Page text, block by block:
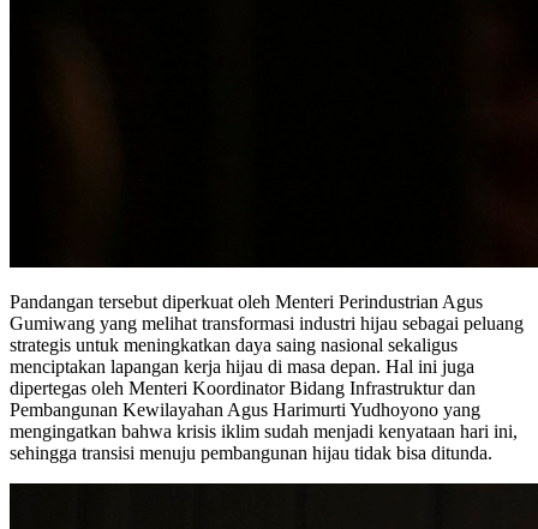
Pandangan tersebut diperkuat oleh Menteri Perindustrian Agus
Gumiwang yang melihat transformasi industri hijau sebagai peluang
strategis untuk meningkatkan daya saing nasional sekaligus
menciptakan lapangan kerja hijau di masa depan. Hal ini juga
dipertegas oleh Menteri Koordinator Bidang Infrastruktur dan
Pembangunan Kewilayahan Agus Harimurti Yudhoyono yang
mengingatkan bahwa krisis iklim sudah menjadi kenyataan hari ini,
sehingga transisi menuju pembangunan hijau tidak bisa ditunda.